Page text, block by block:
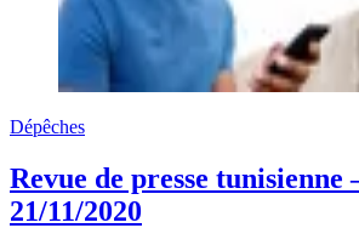
Dépêches
Revue de presse tunisienne
21/11/2020